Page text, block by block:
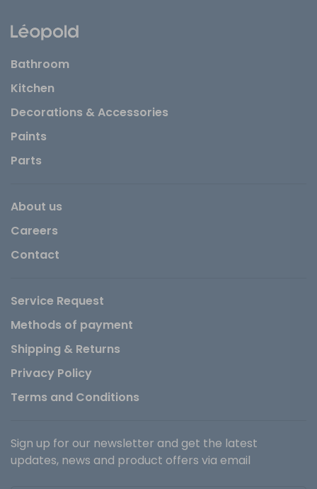
Bathroom
Kitchen
Decorations & Accessories
Paints
Parts
About us
Careers
Contact
Service Request
Methods of payment
Shipping & Returns
Privacy Policy
Terms and Conditions
Sign up for our newsletter and get the latest
updates, news and product offers via email